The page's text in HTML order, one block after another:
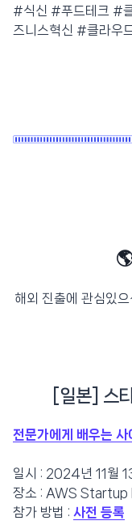
#식신 #푸드테크 #
즈니스혁신 #클라
해외 진출에 관심있
[일본] 스
전문가에게 배우는
일시 : 2024년 11월
장소 : AWS
참가 방법 : 사전 등록